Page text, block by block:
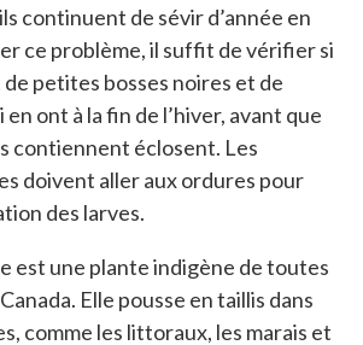
continuent de sévir d’année en
ce problème, il suffit de vérifier si
petites bosses noires et de
ont à la fin de l’hiver, avant que
contiennent éclosent. Les
doivent aller aux ordures pour
des larves.
est une plante indigène de toutes
Elle pousse en taillis dans
comme les littoraux, les marais et